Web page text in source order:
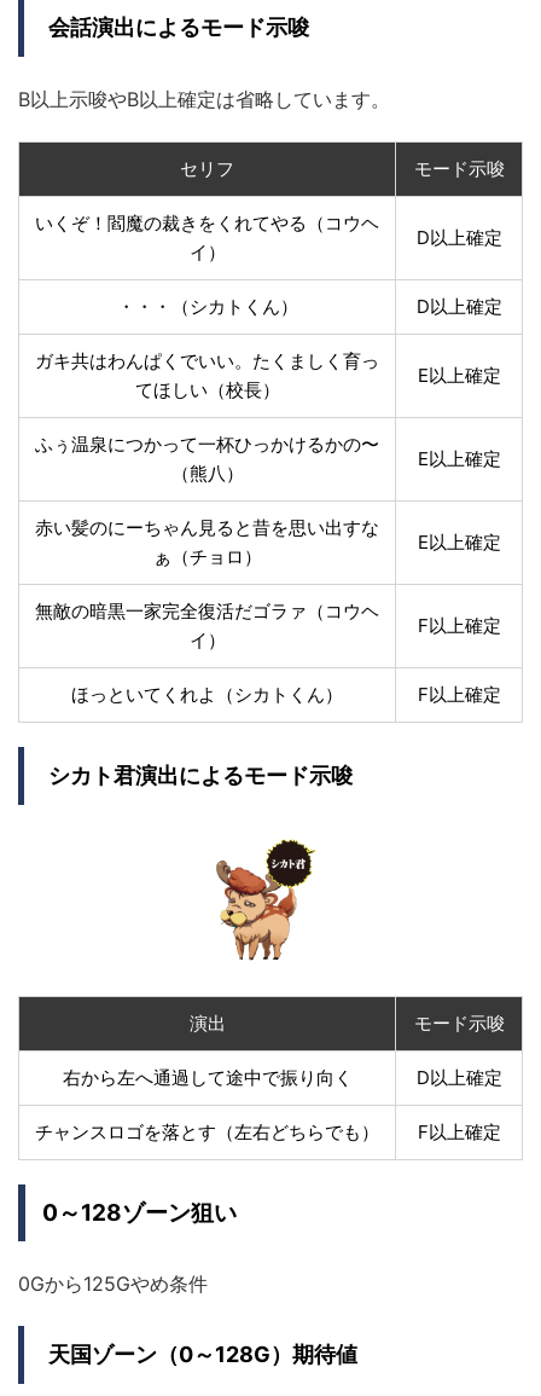
会話演出によるモード示唆
B以上示唆やB以上確定は省略しています。
セリフ モード示唆
いくぞ！閻魔の裁きをくれてやる（コウヘ
イ）
D以上確定
・・・（シカトくん） D以上確定
ガキ共はわんぱくでいい。たくましく育っ
てほしい（校長）
E以上確定
ふぅ温泉につかって一杯ひっかけるかの〜
（熊八）
E以上確定
赤い髪のにーちゃん見ると昔を思い出すな
ぁ（チョロ）
E以上確定
無敵の暗黒一家完全復活だゴラァ（コウヘ
イ）
F以上確定
ほっといてくれよ（シカトくん） F以上確定
シカト君演出によるモード示唆
演出 モード示唆
右から左へ通過して途中で振り向く D以上確定
チャンスロゴを落とす（左右どちらでも） F以上確定
0～128ゾーン狙い
0Gから125Gやめ条件
天国ゾーン（0～128G）期待値